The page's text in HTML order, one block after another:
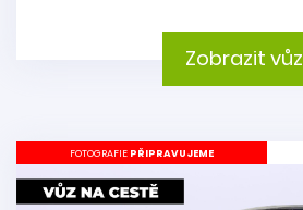
Zobrazit vůz
FOTOGRAFIE PŘIPRAVUJEME